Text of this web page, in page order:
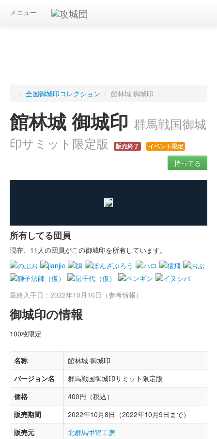
メニュー
/ 全国御城印コレクション / 館林城 御城印
館林城 御城印 群馬戦国御城
印サミット限定版
販売終了 イベント限定
持ってる
所有してる団員
現在、11人の団員がこの御城印を所有しています。
最終入手日：2022年10月16日（参考情報）
御城印の情報
100枚限定
名称
館林城 御城印
バージョン名
群馬戦国御城印サミット限定版
価格
400円（税込）
販売期間
2022年10月8日（2022年10月9日まで）
販売元
北群馬甲冑工房